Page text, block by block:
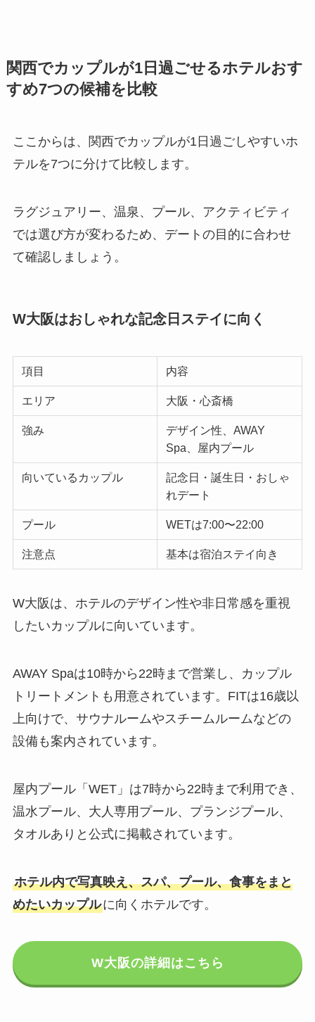
関西でカップルが1日過ごせるホテルおす
すめ7つの候補を比較
ここからは、関西でカップルが1日過ごしやすいホ
テルを7つに分けて比較します。
ラグジュアリー、温泉、プール、アクティビティ
では選び方が変わるため、デートの目的に合わせ
て確認しましょう。
W大阪はおしゃれな記念日ステイに向く
項目 内容
エリア 大阪・心斎橋
強み
デザイン性、AWAY
Spa、屋内プール
向いているカップル
記念日・誕生日・おしゃ
れデート
プール WETは7:00〜22:00
注意点 基本は宿泊ステイ向き
W大阪は、ホテルのデザイン性や非日常感を重視
したいカップルに向いています。
AWAY Spaは10時から22時まで営業し、カップル
トリートメントも用意されています。FITは16歳以
上向けで、サウナルームやスチームルームなどの
設備も案内されています。
屋内プール「WET」は7時から22時まで利用でき、
温水プール、大人専用プール、プランジプール、
タオルありと公式に掲載されています。
ホテル内で写真映え、スパ、プール、食事をまと
めたいカップルに向くホテルです。
W大阪の詳細はこちら